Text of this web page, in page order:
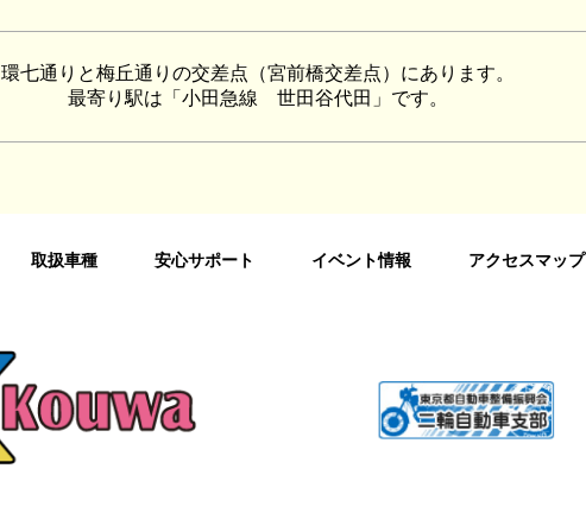
環七通りと梅丘通りの交差点 （宮前橋交差点）にあります。
最寄り駅は「小田急線 世田谷代田」です。
取扱車種 安心サポート イベント情報 アクセスマップ